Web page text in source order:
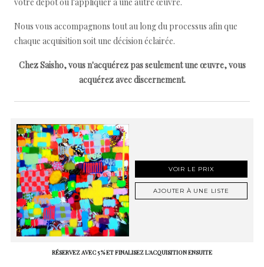
Nous vous accompagnons tout au long du processus afin que
chaque acquisition soit une décision éclairée.
Chez Saisho, vous n'acquérez pas seulement une œuvre, vous
acquérez avec discernement.
VOIR LE PRIX
AJOUTER À UNE LISTE
RÉSERVEZ AVEC 5 % ET FINALISEZ L'ACQUISITION ENSUITE